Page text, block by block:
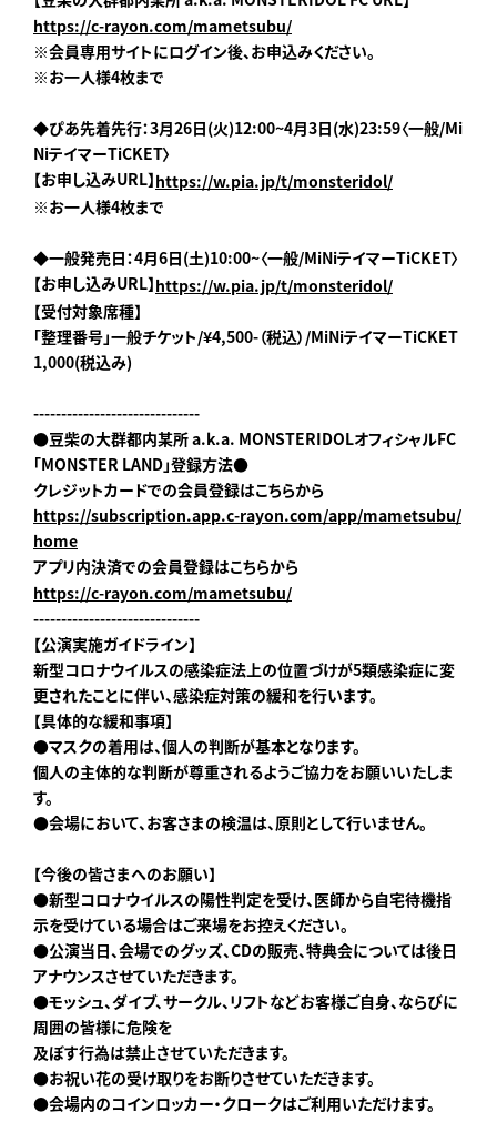
https://c-rayon.com/mametsubu/
※会員専用サイトにログイン後、お申込みください。
※お一人様4枚まで
◆ぴあ先着先行：3月26日(火)12:00~4月3日(水)23:59〈一般/Mi
NiテイマーTiCKET〉
【お申し込みURL】https://w.pia.jp/t/monsteridol/
※お一人様4枚まで
◆一般発売日：4月6日(土)10:00~〈一般/MiNiテイマーTiCKET〉
【お申し込みURL】https://w.pia.jp/t/monsteridol/
【受付対象席種】
「整理番号」一般チケット/¥4,500-（税込）/MiNiテイマーTiCKET
1,000(税込み)
------------------------------
●豆柴の大群都内某所 a.k.a. MONSTERIDOLオフィシャルFC
「MONSTER LAND」登録方法●
クレジットカードでの会員登録はこちらから
https://subscription.app.c-rayon.com/app/mametsubu/
home
アプリ内決済での会員登録はこちらから
https://c-rayon.com/mametsubu/
------------------------------
【公演実施ガイドライン】
新型コロナウイルスの感染症法上の位置づけが5類感染症に変
更されたことに伴い、感染症対策の緩和を行います。
【具体的な緩和事項】
●マスクの着用は、個人の判断が基本となります。
個人の主体的な判断が尊重されるようご協力をお願いいたしま
す。
●会場において、お客さまの検温は、原則として行いません。
【今後の皆さまへのお願い】
●新型コロナウイルスの陽性判定を受け、医師から自宅待機指
示を受けている場合はご来場をお控えください。
●公演当日、会場でのグッズ、CDの販売、特典会については後日
アナウンスさせていただきます。
●モッシュ、ダイブ、サークル、リフトなどお客様ご自身、ならびに
周囲の皆様に危険を
及ぼす行為は禁止させていただきます。
●お祝い花の受け取りをお断りさせていただきます。
●会場内のコインロッカー・クロークはご利用いただけます。